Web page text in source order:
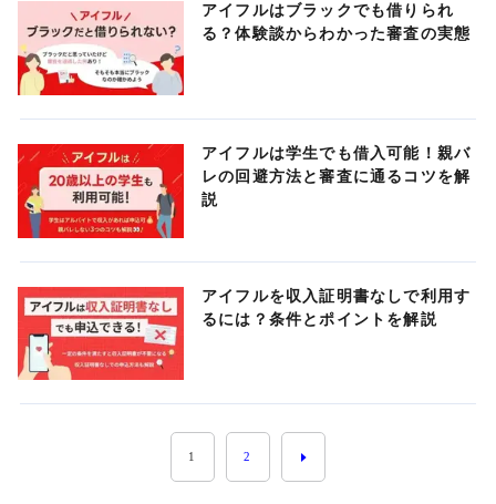
アイフルはブラックでも借りられ
る？体験談からわかった審査の実態
アイフルは学生でも借入可能！親バ
レの回避方法と審査に通るコツを解
説
アイフルを収入証明書なしで利用す
るには？条件とポイントを解説
1 2